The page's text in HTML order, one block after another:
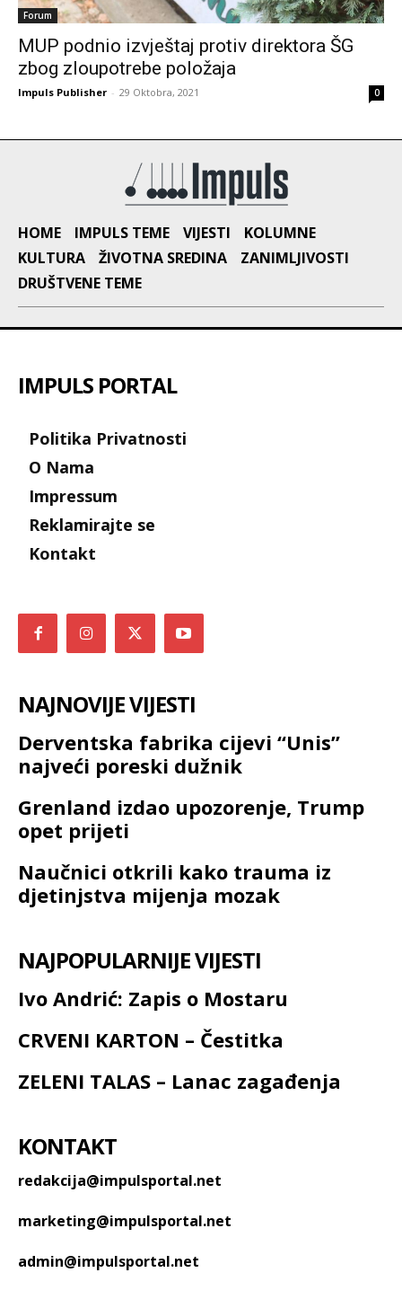
Forum
MUP podnio izvještaj protiv direktora ŠG
zbog zloupotrebe položaja
Impuls Publisher - 29 Oktobra, 2021 0
HOME IMPULS TEME VIJESTI
KOLUMNE
KULTURA
ŽIVOTNA SREDINA
ZANIMLJIVOSTI
DRUŠTVENE TEME
IMPULS PORTAL
Politika Privatnosti
O Nama
Impressum
Reklamirajte se
Kontakt
NAJNOVIJE VIJESTI
Derventska fabrika cijevi “Unis”
najveći poreski dužnik
Grenland izdao upozorenje, Trump
opet prijeti
Naučnici otkrili kako trauma iz
djetinjstva mijenja mozak
NAJPOPULARNIJE VIJESTI
Ivo Andrić: Zapis o Mostaru
CRVENI KARTON – Čestitka
ZELENI TALAS – Lanac zagađenja
KONTAKT
redakcija@impulsportal.net
marketing@impulsportal.net
admin@impulsportal.net